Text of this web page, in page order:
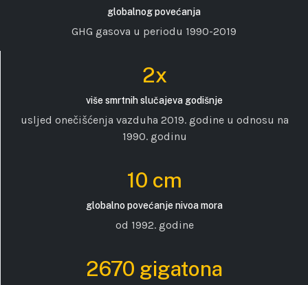
globalnog povećanja
GHG gasova u periodu 1990-2019
2x
više smrtnih slučajeva godišnje
usljed onečišćenja vazduha 2019. godine u odnosu na
1990. godinu
10 cm
globalno povećanje nivoa mora
od 1992. godine
2670 gigatona